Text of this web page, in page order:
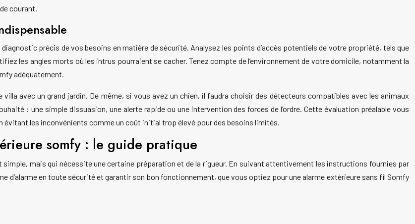
courant.
précis de vos besoins en matière de sécurité. Analysez les points d’accès potentiels de votre propriété, tels que
les angles morts où les intrus pourraient se cacher. Tenez compte de l’environnement de votre domicile, notamment la
adéquatement.
avec un grand jardin. De même, si vous avez un chien, il faudra choisir des détecteurs compatibles avec les animaux
: une simple dissuasion, une alerte rapide ou une intervention des forces de l’ordre. Cette évaluation préalable vous
évitant les inconvénients comme un coût initial trop élevé pour des besoins limités.
somfy : le guide pratique
simple, mais qui nécessite une certaine préparation et de la rigueur. En suivant attentivement les instructions fournies par
d’alarme en toute sécurité et garantir son bon fonctionnement, que vous optiez pour une alarme extérieure sans fil Somfy